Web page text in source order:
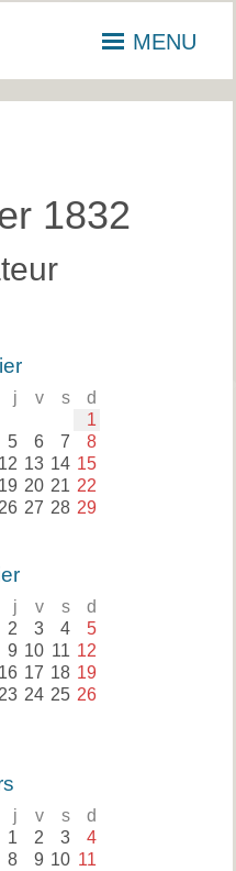
MENU
1832
j v s d
1
5 6 7 8
12 13 14 15
19 20 21 22
26 27 28 29
j v s d
2 3 4 5
9 10 11 12
16 17 18 19
23 24 25 26
j v s d
1 2 3 4
8 9 10 11